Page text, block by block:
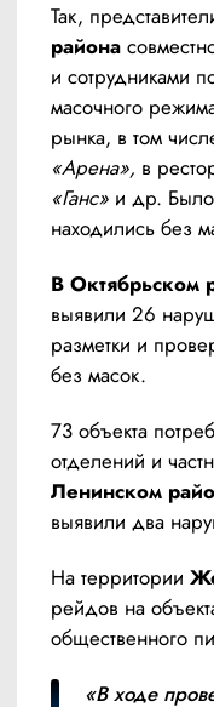
Так,
района
и сотрудниками
масочного
рынка, в том
«Арена», в
«Ганс» и др. Было
находились без
В Октябрьском
выявили 26
разметки и
без масок.
73 объекта
отделений и
Ленинском
выявили два
На территории
рейдов на
общественного
«В ходе